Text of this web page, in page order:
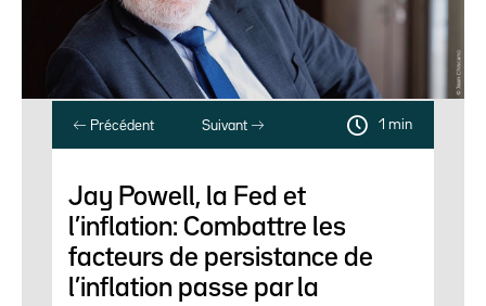
Précédent Suivant 1 min
Jay Powell, la Fed et
l’inflation: Combattre les
facteurs de persistance de
l’inflation passe par la